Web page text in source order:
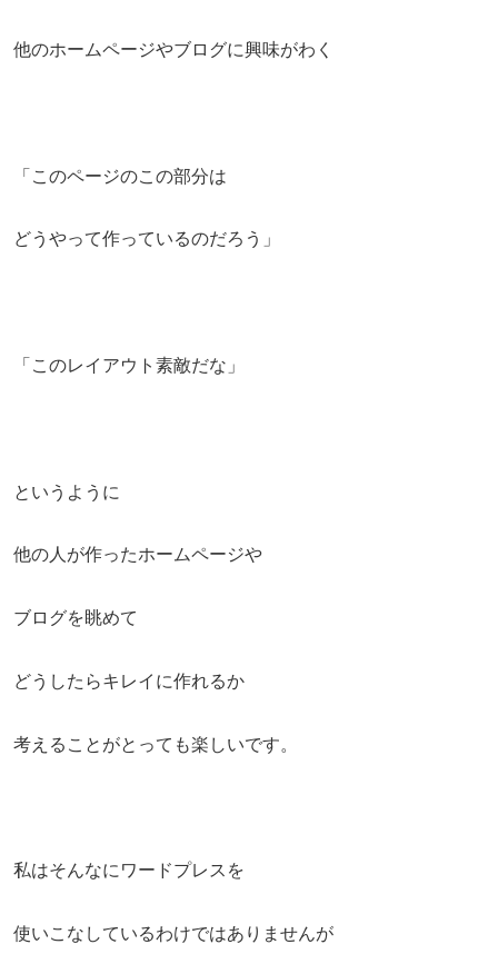
他のホームページやブログに興味がわく
「このページのこの部分は
どうやって作っているのだろう」
「このレイアウト素敵だな」
というように
他の人が作ったホームページや
ブログを眺めて
どうしたらキレイに作れるか
考えることがとっても楽しいです。
私はそんなにワードプレスを
使いこなしているわけではありませんが